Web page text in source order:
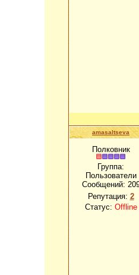
amasaltseva
Полковник
Группа:
Пользователи
Сообщений:
Репутация: 2
Статус: Offline